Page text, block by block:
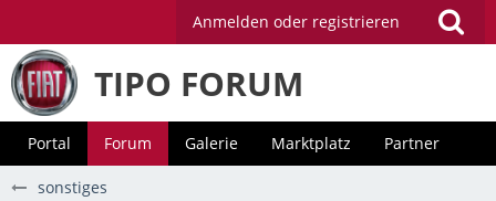
Anmelden oder registrieren
TIPO FORUM
Portal Forum Galerie Marktplatz Partner
sonstiges